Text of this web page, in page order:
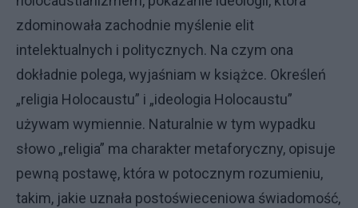
zdominowała zachodnie myślenie elit
intelektualnych i politycznych. Na czym ona
dokładnie polega, wyjaśniam w książce. Określeń
„religia Holocaustu” i „ideologia Holocaustu”
używam wymiennie. Naturalnie w tym wypadku
słowo „religia” ma charakter metaforyczny, opisuje
pewną postawę, która w potocznym rozumieniu,
takim, jakie uznała postoświeceniowa świadomość,